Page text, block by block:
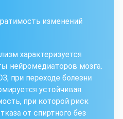
изменений
характеризуется
нейромедиаторов мозга.
при переходе болезни
устойчивая
при которой риск
от спиртного без